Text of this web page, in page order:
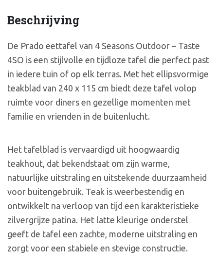
Beschrijving
De Prado eettafel van 4 Seasons Outdoor – Taste
4SO is een stijlvolle en tijdloze tafel die perfect past
in iedere tuin of op elk terras. Met het ellipsvormige
teakblad van 240 x 115 cm biedt deze tafel volop
ruimte voor diners en gezellige momenten met
familie en vrienden in de buitenlucht.
Het tafelblad is vervaardigd uit hoogwaardig
teakhout, dat bekendstaat om zijn warme,
natuurlijke uitstraling en uitstekende duurzaamheid
voor buitengebruik. Teak is weerbestendig en
ontwikkelt na verloop van tijd een karakteristieke
zilvergrijze patina. Het latte kleurige onderstel
geeft de tafel een zachte, moderne uitstraling en
zorgt voor een stabiele en stevige constructie.